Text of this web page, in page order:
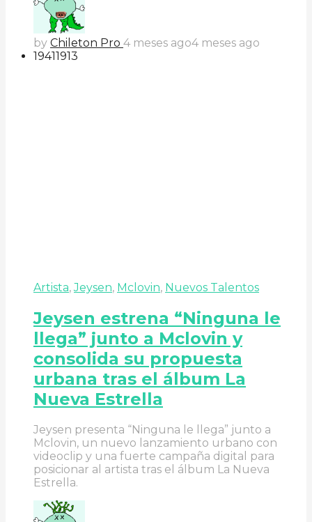
by Chileton Pro 4 meses ago4 meses ago
19411913
Artista,Jeysen, Mclovin, Nuevos Talentos
Jeysen estrena “Ninguna le
llega” junto a Mclovin y
consolida su propuesta
urbana tras el álbum La
Nueva Estrella
Jeysen presenta “Ninguna le llega” junto a
Mclovin, un nuevo lanzamiento urbano con
videoclip y una fuerte campaña digital para
posicionar al artista tras el álbum La Nueva
Estrella.